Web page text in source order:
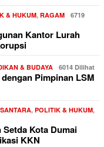
& HUKUM, RAGAM
6719
Kantor Lurah
& BUDAYA 6014 Dilihat
Pimpinan LSM
, POLITIK & HUKUM,
Kota Dumai
KKN